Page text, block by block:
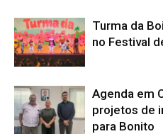
Turma da
no Festival
Agenda em
projetos de
para Bonito